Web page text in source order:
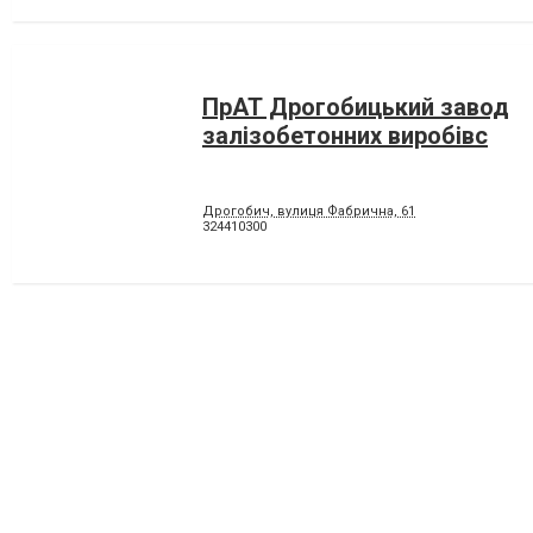
ПрАТ Дрогобицький завод
залізобетонних виробівс
Дрогобич, вулиця Фабрична, 61
324410300